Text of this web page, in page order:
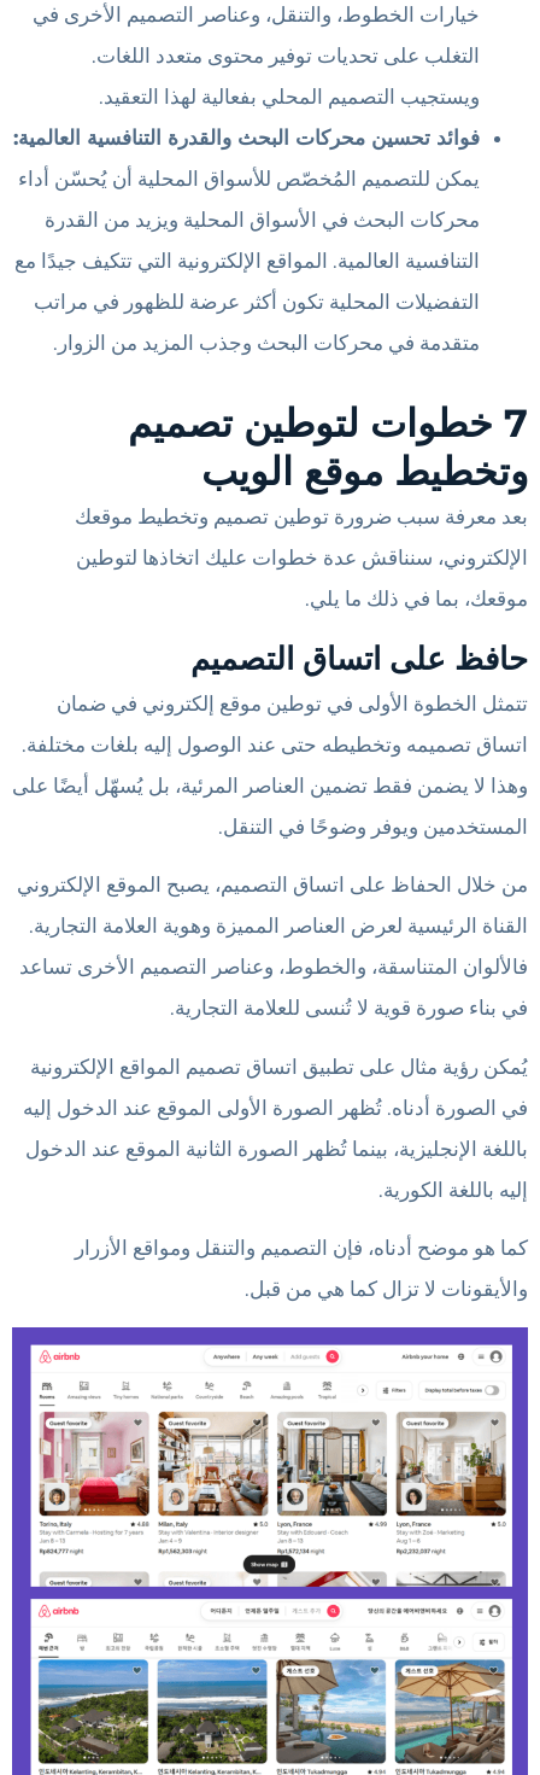
خيارات الخطوط، والتنقل، وعناصر التصميم الأخرى في
التغلب على تحديات توفير محتوى متعدد اللغات.
ويستجيب التصميم المحلي بفعالية لهذا التعقيد.
فوائد تحسين محركات البحث والقدرة التنافسية العالمية:
يمكن للتصميم المُخصّص للأسواق المحلية أن يُحسّن أداء
محركات البحث في الأسواق المحلية ويزيد من القدرة
التنافسية العالمية. المواقع الإلكترونية التي تتكيف جيدًا مع
التفضيلات المحلية تكون أكثر عرضة للظهور في مراتب
متقدمة في محركات البحث وجذب المزيد من الزوار.
7 خطوات لتوطين تصميم
وتخطيط موقع الويب
بعد معرفة سبب ضرورة توطين تصميم وتخطيط موقعك
الإلكتروني، سنناقش عدة خطوات عليك اتخاذها لتوطين
موقعك، بما في ذلك ما يلي.
حافظ على اتساق التصميم
تتمثل الخطوة الأولى في توطين موقع إلكتروني في ضمان
اتساق تصميمه وتخطيطه حتى عند الوصول إليه بلغات مختلفة.
وهذا لا يضمن فقط تضمين العناصر المرئية، بل يُسهّل أيضًا على
المستخدمين ويوفر وضوحًا في التنقل.
من خلال الحفاظ على اتساق التصميم، يصبح الموقع الإلكتروني
القناة الرئيسية لعرض العناصر المميزة وهوية العلامة التجارية.
فالألوان المتناسقة، والخطوط، وعناصر التصميم الأخرى تساعد
في بناء صورة قوية لا تُنسى للعلامة التجارية.
يُمكن رؤية مثال على تطبيق اتساق تصميم المواقع الإلكترونية
في الصورة أدناه. تُظهر الصورة الأولى الموقع عند الدخول إليه
باللغة الإنجليزية، بينما تُظهر الصورة الثانية الموقع عند الدخول
إليه باللغة الكورية.
كما هو موضح أدناه، فإن التصميم والتنقل ومواقع الأزرار
والأيقونات لا تزال كما هي من قبل.